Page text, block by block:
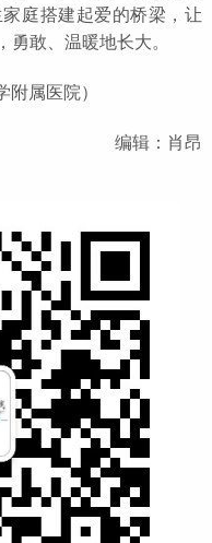
庭搭建起爱的桥梁，让
敢、温暖地长大。
附属医院）
编辑：肖昂